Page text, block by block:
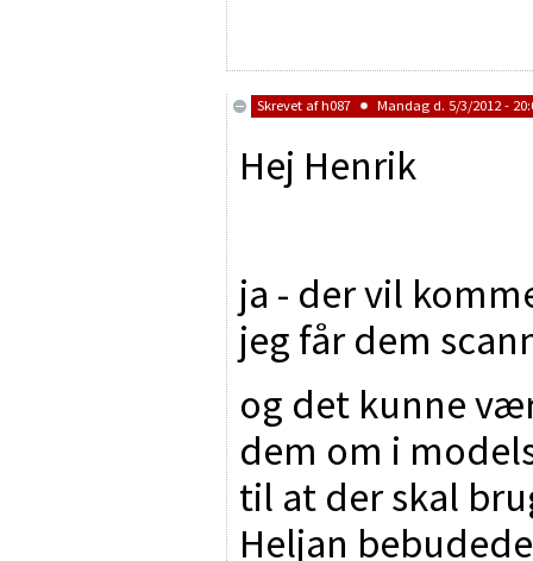
Skrevet afh087 Mandag d. 5/3/2012 -
Hej Henrik
ja - der vil
jeg får dem
og det kunne
dem om i
til at der skal
Heljan